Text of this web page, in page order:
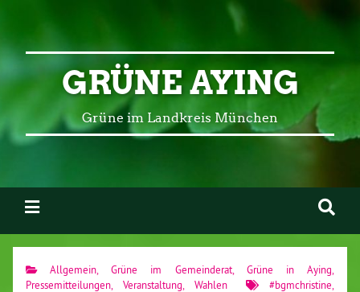
GRÜNE AYING
Grüne im Landkreis München
Allgemein ,Grüne im Gemeinderat, Grüne in Aying
Pressemitteilungen
Veranstaltung Wahlen #bgmchristine